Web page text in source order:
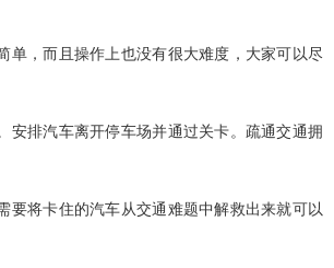
单，而且操作上也没有很大难度，大家可以尽
安排汽车离开停车场并通过关卡。疏通交通拥
要将卡住的汽车从交通难题中解救出来就可以